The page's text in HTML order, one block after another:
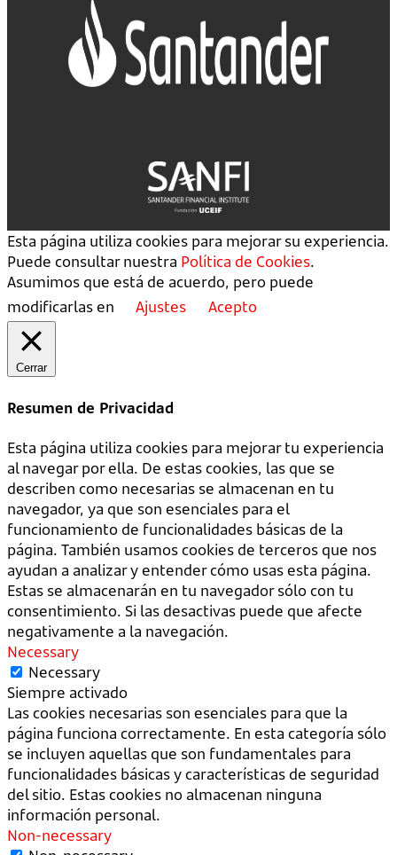
Esta página utiliza cookies para mejorar su experiencia.
Puede consultar nuestra Política de Cookies.
Asumimos que está de acuerdo, pero puede
modificarlas en
Ajustes Acepto
Cerrar
Resumen de Privacidad
Esta página utiliza cookies para mejorar tu experiencia
al navegar por ella. De estas cookies, las que se
describen como necesarias se almacenan en tu
navegador, ya que son esenciales para el
funcionamiento de funcionalidades básicas de la
página. También usamos cookies de terceros que nos
ayudan a analizar y entender cómo usas esta página.
Estas se almacenarán en tu navegador sólo con tu
consentimiento. Si las desactivas puede que afecte
negativamente a la navegación.
Necessary
Necessary
Siempre activado
Las cookies necesarias son esenciales para que la
página funciona correctamente. En esta categoría sólo
se incluyen aquellas que son fundamentales para
funcionalidades básicas y características de seguridad
del sitio. Estas cookies no almacenan ninguna
información personal.
Non-necessary